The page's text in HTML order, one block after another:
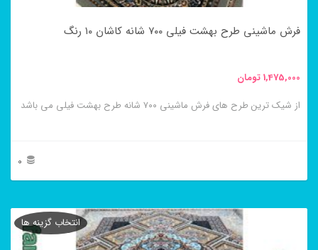
صفحه
انتخاب
شوند
فرش ماشینی طرح بهشت فیلی ۷۰۰ شانه کاشان ۱۰ رنگ
1,475,000تومان
از شیک ترین طرح های فرش ماشینی ۷۰۰ شانه طرح بهشت فیلی می باشد
0
محصول
انتخاب گزینه ها